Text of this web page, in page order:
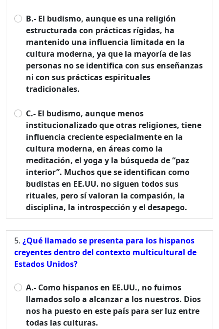
B.- El budismo, aunque es una religión
estructurada con prácticas rígidas, ha
mantenido una influencia limitada en la
cultura moderna, ya que la mayoría de las
personas no se identifica con sus enseñanzas
ni con sus prácticas espirituales
tradicionales.
C.- El budismo, aunque menos
institucionalizado que otras religiones, tiene
influencia creciente especialmente en la
cultura moderna, en áreas como la
meditación, el yoga y la búsqueda de “paz
interior”. Muchos que se identifican como
budistas en EE.UU. no siguen todos sus
rituales, pero sí valoran la compasión, la
disciplina, la introspección y el desapego.
¿Qué llamado se presenta para los hispanos
creyentes dentro del contexto multicultural de
Estados Unidos?
A.- Como hispanos en EE.UU., no fuimos
llamados solo a alcanzar a los nuestros. Dios
nos ha puesto en este país para ser luz entre
todas las culturas.